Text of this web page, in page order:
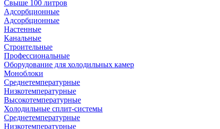
Свыше 100 литров
Адсорбционные
Адсорбционные
Настенные
Канальные
Строительные
Профессиональные
Оборудование для холодильных камер
Моноблоки
Среднетемпературные
Низкотемпературные
Высокотемпературные
Холодильные сплит-системы
Среднетемпературные
Низкотемпературные